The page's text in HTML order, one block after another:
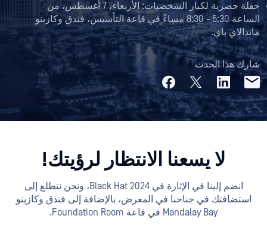
حفلة حصرية لكبار الشخصيات: الأربعاء، 7 أغسطس، من
الساعة 5:30 - 8:30 مساءً في قاعة التأسيس، فندق وكازينو
ماندالاي باي.
شارك هذا الحدث
لا يسعنا الانتظار لرؤيتك!
انضم إلينا في الإثارة في Black Hat 2024، ونحن نتطلع إلى
استضافتك في جناحنا في المعرض، بالإضافة إلى فندق وكازينو
Mandalay Bay في قاعة Foundation Room.